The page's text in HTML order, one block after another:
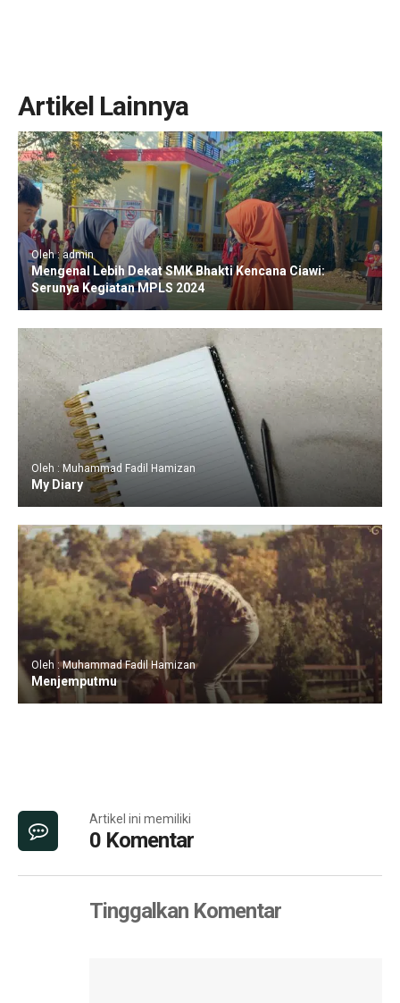
Artikel Lainnya
Oleh : admin
Mengenal Lebih Dekat SMK Bhakti Kencana Ciawi:
Serunya Kegiatan MPLS 2024
Oleh : Muhammad Fadil Hamizan
My Diary
Oleh : Muhammad Fadil Hamizan
Menjemputmu
Artikel ini memiliki
0 Komentar
Tinggalkan Komentar